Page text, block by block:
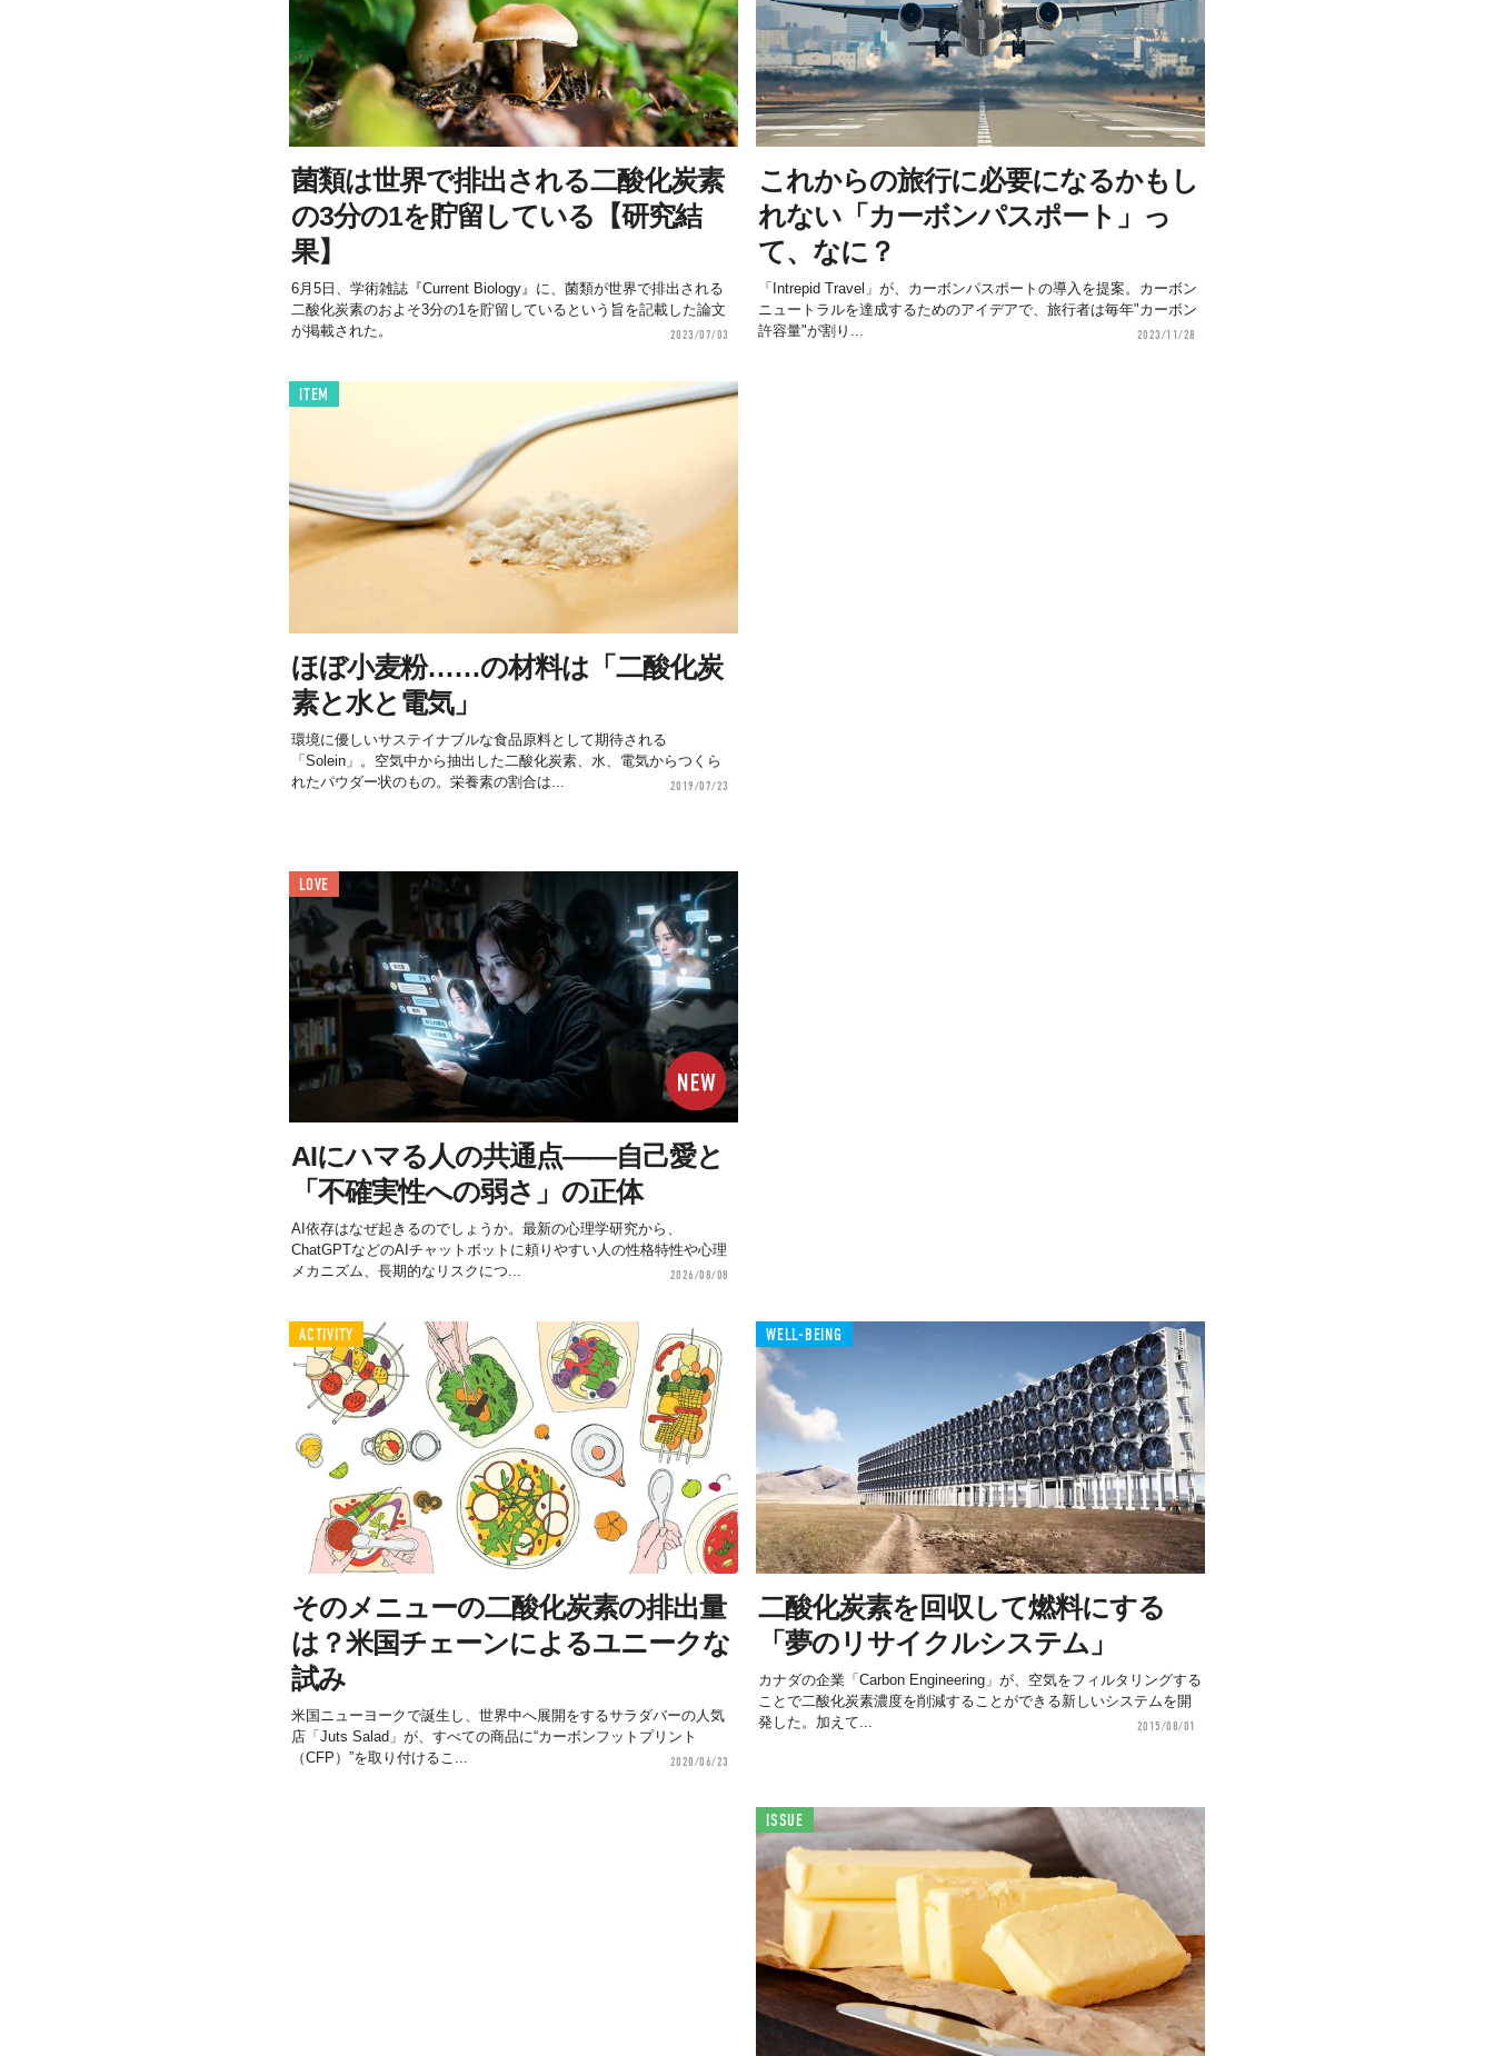
菌類は世界で排出される二酸化炭素
の3分の1を貯留している【研究結
果】
6月5日、学術雑誌『Current Biology』に、菌類が世界で排出される
二酸化炭素のおよそ3分の1を貯留しているという旨を記載した論文
が掲載された。
2023/07/03
これからの旅行に必要になるかもし
れない「カーボンパスポート」っ
て、なに？
「Intrepid Travel」が、カーボンパスポートの導入を提案。カーボン
ニュートラルを達成するためのアイデアで、旅行者は毎年"カーボン
許容量"が割り...
2023/11/28
ITEM
ほぼ小麦粉……の材料は「二酸化炭
素と水と電気」
環境に優しいサステイナブルな食品原料として期待される
「Solein」。空気中から抽出した二酸化炭素、水、電気からつくら
れたパウダー状のもの。栄養素の割合は...
2019/07/23
LOVE
AIにハマる人の共通点——自己愛と
「不確実性への弱さ」の正体
AI依存はなぜ起きるのでしょうか。最新の心理学研究から、
ChatGPTなどのAIチャットボットに頼りやすい人の性格特性や心理
メカニズム、長期的なリスクにつ...
2026/08/08
ACTIVITY
そのメニューの二酸化炭素の排出量
は？米国チェーンによるユニークな
試み
米国ニューヨークで誕生し、世界中へ展開をするサラダバーの人気
店「Juts Salad」が、すべての商品に“カーボンフットプリント
（CFP）”を取り付けるこ...
2020/06/23
WELL-BEING
二酸化炭素を回収して燃料にする
「夢のリサイクルシステム」
カナダの企業「Carbon Engineering」が、空気をフィルタリングする
ことで二酸化炭素濃度を削減することができる新しいシステムを開
発した。加えて...
2015/08/01
ISSUE